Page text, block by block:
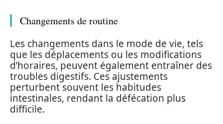
Changements de routine
Les changements dans le mode de vie, tels
que les déplacements ou les modifications
d’horaires, peuvent également entraîner des
troubles digestifs. Ces ajustements
perturbent souvent les habitudes
intestinales, rendant la défécation plus
difficile.